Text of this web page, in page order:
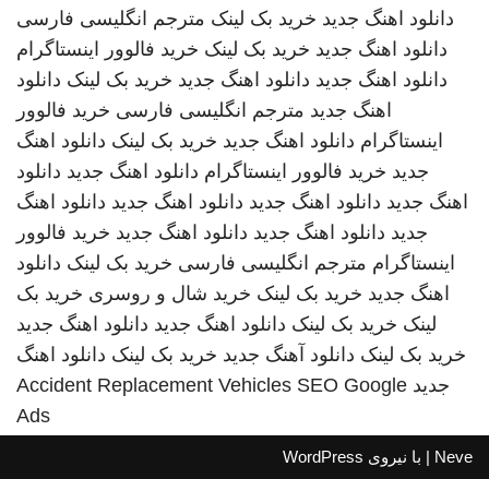
دانلود اهنگ جدید خرید بک لینک مترجم انگلیسی فارسی
دانلود اهنگ جدید خرید بک لینک خرید فالوور اینستاگرام
دانلود اهنگ جدید دانلود اهنگ جدید خرید بک لینک دانلود
اهنگ جدید مترجم انگلیسی فارسی خرید فالوور
اینستاگرام دانلود اهنگ جدید خرید بک لینک دانلود اهنگ
جدید خرید فالوور اینستاگرام دانلود اهنگ جدید دانلود
اهنگ جدید دانلود اهنگ جدید دانلود اهنگ جدید دانلود اهنگ
جدید دانلود اهنگ جدید دانلود اهنگ جدید خرید فالوور
اینستاگرام مترجم انگلیسی فارسی خرید بک لینک دانلود
اهنگ جدید خرید بک لینک خرید شال و روسری خرید بک
لینک خرید بک لینک دانلود اهنگ جدید دانلود اهنگ جدید
خرید بک لینک دانلود آهنگ جدید خرید بک لینک دانلود اهنگ
جدید
Accident Replacement Vehicles SEO Google
Ads
Neve | با نیروی WordPress